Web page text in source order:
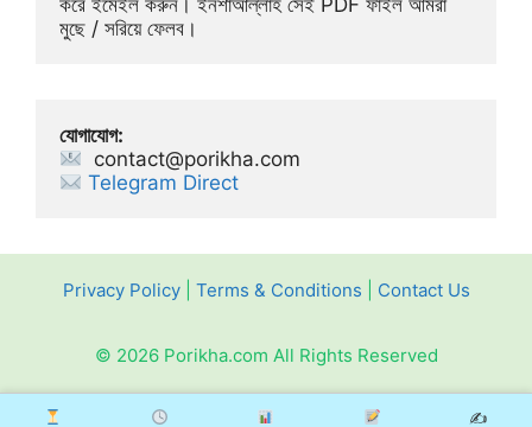
করে ইমেইল করুন। ইনশাআল্লাহ সেই PDF ফাইল আমরা
মুছে / সরিয়ে ফেলব।
যোগাযোগ:
contact@porikha.com
Telegram Direct
Privacy Policy| Terms & Conditions Contact Us
© 2026 Porikha.com All Rights Reserved
✍️